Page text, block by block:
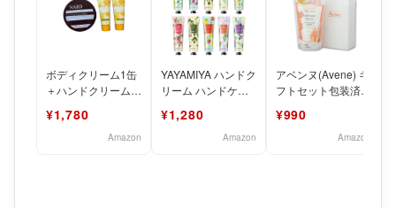
ボディクリーム1缶
＋ハンドクリーム
400ml 保湿ケア 乾
¥1,780
Amazon
YAYAMIYA ハンドク
リーム ハンドケア
30g*5個 10
¥1,280
Amazon
アベンヌ(Avene) ギ
フトセット包装済み
| ハンド
¥990
Amazon